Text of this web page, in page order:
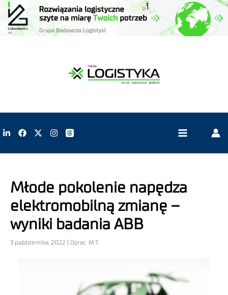
Młode pokolenie napędza
elektromobilną zmianę –
wyniki badania ABB
3 października, 2022 | Oprac. M.T.